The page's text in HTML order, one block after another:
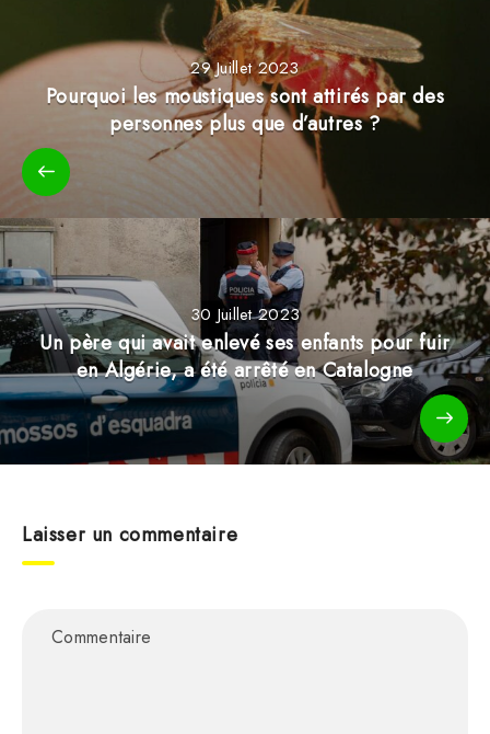
29 Juillet 2023
Pourquoi les moustiques sont attirés par des
personnes plus que d’autres ?
30 Juillet 2023
Un père qui avait enlevé ses enfants pour fuir
en Algérie, a été arrêté en Catalogne
Laisser un commentaire